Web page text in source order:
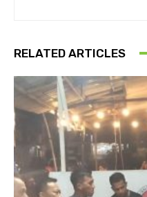
RELATED ARTICLES